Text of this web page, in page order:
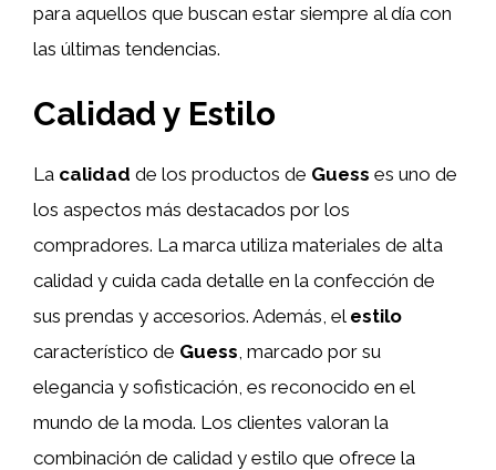
para aquellos que buscan estar siempre al día con
las últimas tendencias.
Calidad y Estilo
La calidad de los productos de Guess es uno de
los aspectos más destacados por los
compradores. La marca utiliza materiales de alta
calidad y cuida cada detalle en la confección de
sus prendas y accesorios. Además, el estilo
característico de Guess, marcado por su
elegancia y sofisticación, es reconocido en el
mundo de la moda. Los clientes valoran la
combinación de calidad y estilo que ofrece la